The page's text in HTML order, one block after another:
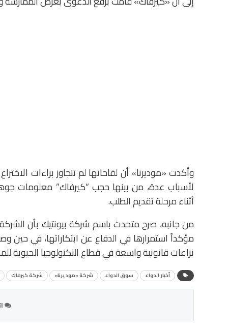
وأكدت «موديرنا» أن لقاحاتها لم تتجاوز براءات
لأسباب عدة، من بينها حجب “كيرفاك” معلومات
أثناء مرحلة تقديم الطلب.
من جانبه، صرح متحدث باسم شركة بيونتيك بأن
مؤكداً استمرارها في الدفاع عن ابتكاراتها، في
نزاعات قانونية واسعة في قطاع التكنولوجيا الحيوية
أخبار الدواء سوق الدواء شركة «موديرنا» شركة كيرفاك